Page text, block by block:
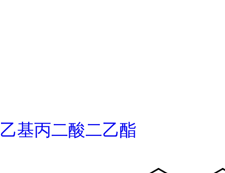
乙基丙二酸二乙酯